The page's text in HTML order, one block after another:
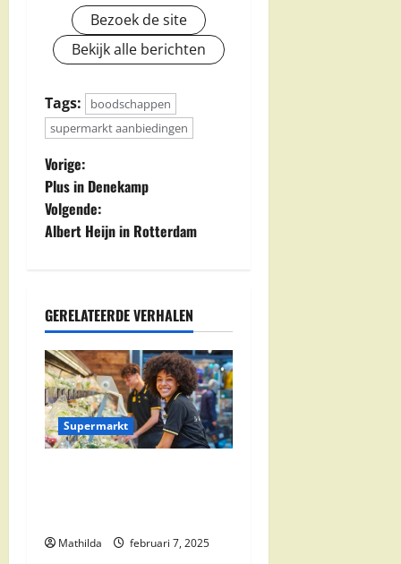
Bezoek de site
Bekijk alle berichten
Tags:
boodschappen
supermarkt aanbiedingen
B
e
r
c
h
t
n
i
Vorige:
Plus in Denekamp
Volgende:
Albert Heijn in Rotterdam
GERELATEERDE VERHALEN
Supermarkt
Mathilda februari 7, 2025